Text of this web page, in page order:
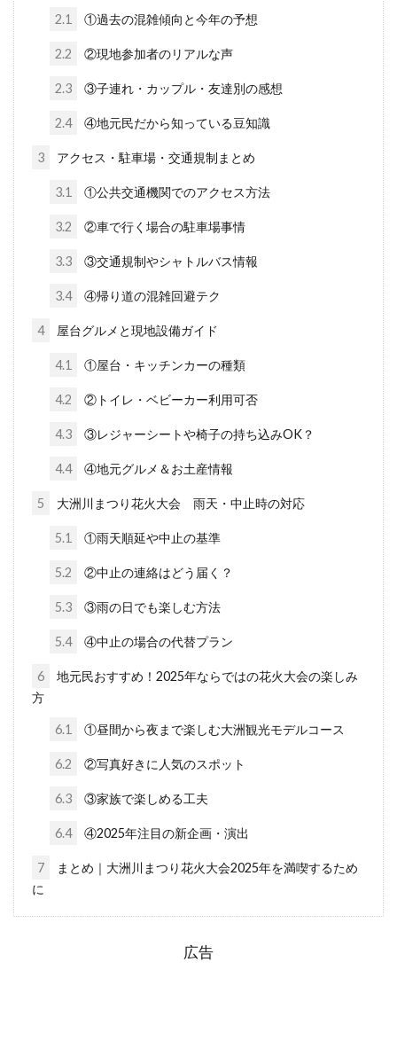
2.1 ①過去の混雑傾向と今年の予想
2.2 ②現地参加者のリアルな声
2.3 ③子連れ・カップル・友達別の感想
2.4 ④地元民だから知っている豆知識
3 アクセス・駐車場・交通規制まとめ
3.1 ①公共交通機関でのアクセス方法
3.2 ②車で行く場合の駐車場事情
3.3 ③交通規制やシャトルバス情報
3.4 ④帰り道の混雑回避テク
4 屋台グルメと現地設備ガイド
4.1 ①屋台・キッチンカーの種類
4.2 ②トイレ・ベビーカー利用可否
4.3 ③レジャーシートや椅子の持ち込みOK？
4.4 ④地元グルメ＆お土産情報
5 大洲川まつり花火大会 雨天・中止時の対応
5.1 ①雨天順延や中止の基準
5.2 ②中止の連絡はどう届く？
5.3 ③雨の日でも楽しむ方法
5.4 ④中止の場合の代替プラン
6
地元民おすすめ！2025年ならではの花火大会の楽しみ
方
6.1 ①昼間から夜まで楽しむ大洲観光モデルコース
6.2 ②写真好きに人気のスポット
6.3 ③家族で楽しめる工夫
6.4 ④2025年注目の新企画・演出
7
まとめ｜大洲川まつり花火大会2025年を満喫するため
に
広告